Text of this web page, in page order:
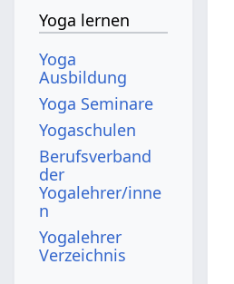
Yoga lernen
Yoga
Ausbildung
Yoga Seminare
Yogaschulen
Berufsverband
der
Yogalehrer/inne
n
Yogalehrer
Verzeichnis